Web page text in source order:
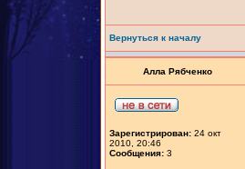
Вернуться к началу
Алла Рябченко
Зарегистрирован: 24 окт
2010, 20:46
Сообщения: 3